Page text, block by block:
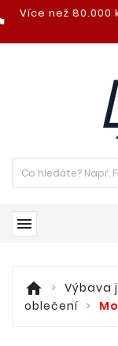
Více než

home Výbava
oblečení